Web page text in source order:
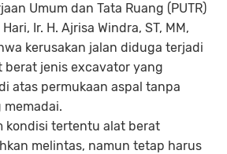
Umum dan Tata Ruang (PUTR)
Ir. H. Ajrisa Windra, ST, MM,
kerusakan jalan diduga terjadi
berat jenis excavator yang
atas permukaan aspal tanpa
kondisi tertentu alat berat
melintas, namun tetap harus